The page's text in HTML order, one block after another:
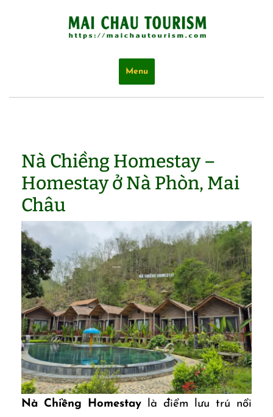
Menu
Nà Chiềng Homestay –
Homestay ở Nà Phòn, Mai
Châu
Nà Chiềng Homestay là điểm lưu trú nổi